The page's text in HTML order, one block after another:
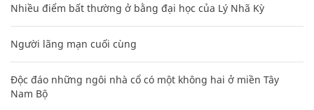
Nhiều điểm bất thường ở bằng đại học của Lý Nhã Kỳ
Người lãng mạn cuối cùng
Độc đáo những ngôi nhà cổ có một không hai ở miền Tây
Nam Bộ